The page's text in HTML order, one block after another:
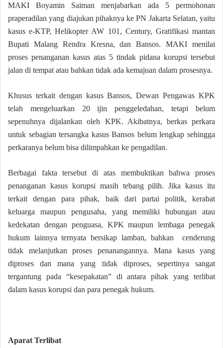
MAKI Boyamin Saiman menjabarkan ada 5 permohonan
praperadilan yang diajukan pihaknya ke PN Jakarta Selatan, yaitu
kasus e-KTP, Helikopter AW 101, Century, Gratifikasi mantan
Bupati Malang Rendra Kresna, dan Bansos. MAKI menilai
proses penanganan kasus atas 5 tindak pidana korupsi tersebut
jalan di tempat atau bahkan tidak ada kemajuan dalam prosesnya.
Khusus terkait dengan kasus Bansos, Dewan Pengawas KPK
telah mengeluarkan 20 ijin penggeledahan, tetapi belum
sepenuhnya dijalankan oleh KPK. Akibatnya, berkas perkara
untuk sebagian tersangka kasus Bansos belum lengkap sehingga
perkaranya belum bisa dilimpahkan ke pengadilan.
Berbagai fakta tersebut di atas membuktikan bahwa proses
penanganan kasus korupsi masih tebang pilih. Jika kasus itu
terkait dengan para pihak, baik dari partai politik, kerabat
keluarga maupun pengusaha, yang memiliki hubungan atau
kedekatan dengan penguasa, KPK maupun lembaga penegak
hukum lainnya ternyata bersikap lamban, bahkan cenderung
tidak melanjutkan proses penanangannya. Mana kasus yang
diproses dan mana yang tidak diproses, sepertinya sangat
tergantung pada “kesepakatan” di antara pihak yang terlibat
dalam kasus korupsi dan para penegak hukum.
Aparat Terlibat